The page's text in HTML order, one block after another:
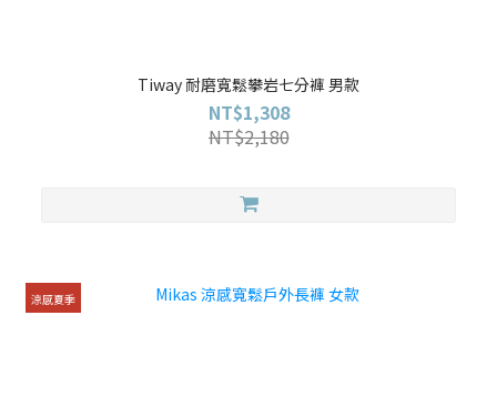
Tiway 耐磨寬鬆攀岩七分褲 男款
NT$1,308
NT$2,180
涼感夏季